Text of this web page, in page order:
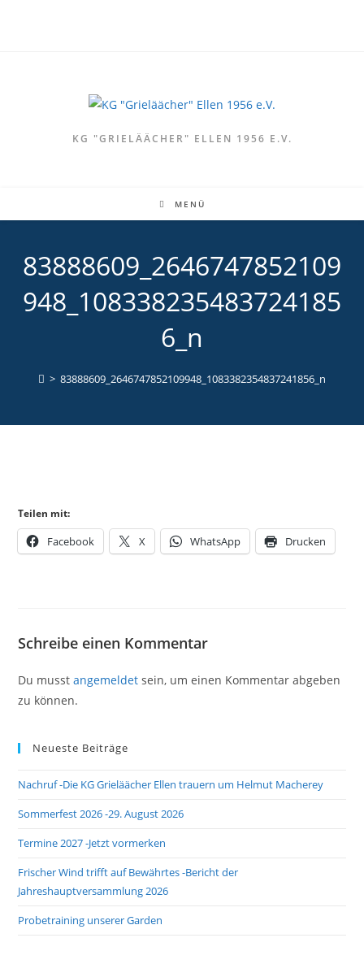
KG "GRIELÄÄCHER" ELLEN 1956 E.V.
MENÜ
83888609_2646747852109
948_108338235483724185
6_n
> 83888609_2646747852109948_1083382354837241856_n
Teilen mit:
Facebook X WhatsApp Drucken
Schreibe einen Kommentar
Du musstangemeldet sein, um einen Kommentar abgeben
zu können.
Neueste Beiträge
Nachruf -Die KG Grieläächer Ellen trauern um Helmut Macherey
Sommerfest 2026 -29. August 2026
Termine 2027 -Jetzt vormerken
Frischer Wind trifft auf Bewährtes -Bericht der
Jahreshauptversammlung 2026
Probetraining unserer Garden